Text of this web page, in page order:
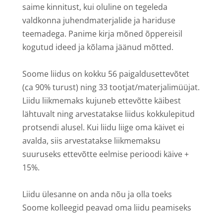
saime kinnitust, kui oluline on tegeleda
valdkonna juhendmaterjalide ja hariduse
teemadega. Panime kirja mõned õppereisil
kogutud ideed ja kõlama jäänud mõtted.
Soome liidus on kokku 56 paigaldusettevõtet
(ca 90% turust) ning 33 tootjat/materjalimüüjat.
Liidu liikmemaks kujuneb ettevõtte käibest
lähtuvalt ning arvestatakse liidus kokkulepitud
protsendi alusel. Kui liidu liige oma käivet ei
avalda, siis arvestatakse liikmemaksu
suuruseks ettevõtte eelmise perioodi käive +
15%.
Liidu ülesanne on anda nõu ja olla toeks
Soome kolleegid peavad oma liidu peamiseks